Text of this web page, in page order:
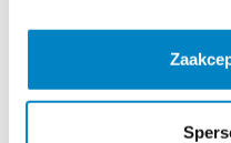
Kaucja nie jest